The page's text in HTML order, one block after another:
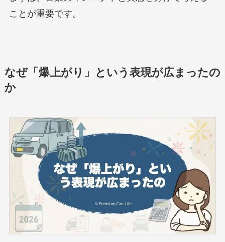
ことが重要です。
なぜ「爆上がり」という表現が広まったの
か